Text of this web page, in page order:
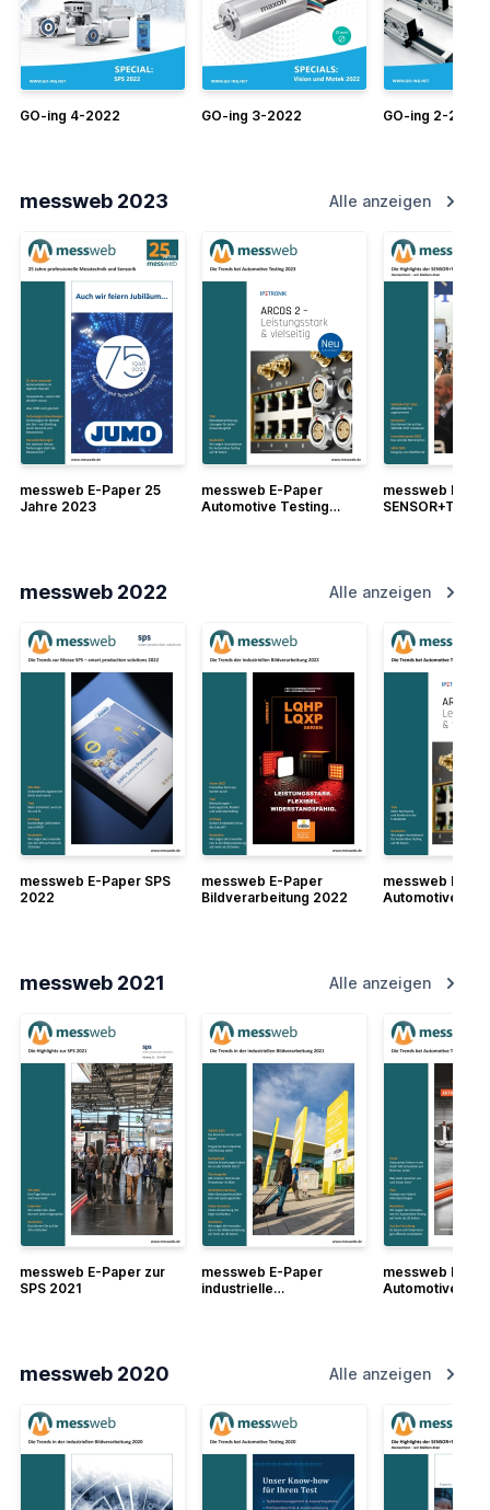
GO-ing 4-2022 GO-ing 3-2022 GO-ing 2-2022
messweb 2023 Alle anzeigen
messweb E-Paper 25
Jahre 2023
messweb E-Paper
Automotive Testing
messweb E-
SENSOR+TEST
messweb 2022 Alle anzeigen
messweb E-Paper SPS
2022
messweb E-Paper
Bildverarbeitung 2022
messweb E-
Automotive-
messweb 2021 Alle anzeigen
messweb E-Paper zur
SPS 2021
messweb E-Paper
industrielle
messweb E-
Automotive
messweb 2020 Alle anzeigen